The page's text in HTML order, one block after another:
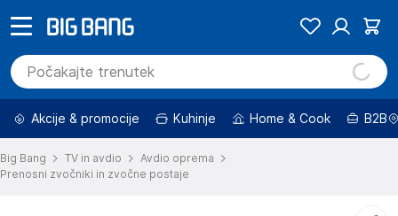
Akcije & promocije Kuhinje Home & Cook B2B
Big Bang TV in avdio
Avdio oprema
Prenosni zvočniki in zvočne postaje